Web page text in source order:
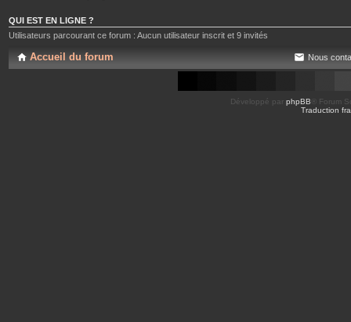
QUI EST EN LIGNE ?
Utilisateurs parcourant ce forum : Aucun utilisateur inscrit et 9 invités
Accueil du forum Nous
Développé par phpBB ® Forum
Traduction